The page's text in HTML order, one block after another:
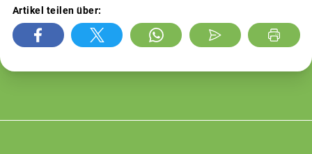
Artikel teilen über: